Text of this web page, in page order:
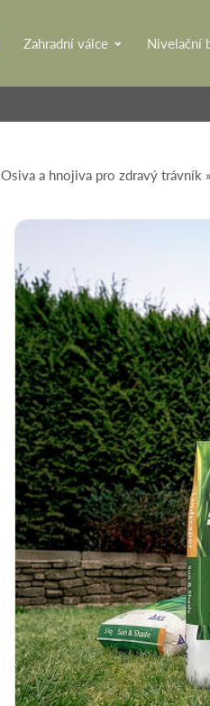
Zahradní válce Nivelační
Osiva a hnojiva pro zdravý trávník »